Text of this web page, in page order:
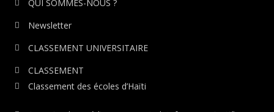
QUI SOMMES-NOUS ?
Newsletter
CLASSEMENT UNIVERSITAIRE
CLASSEMENT
Classement des écoles d’Haïti